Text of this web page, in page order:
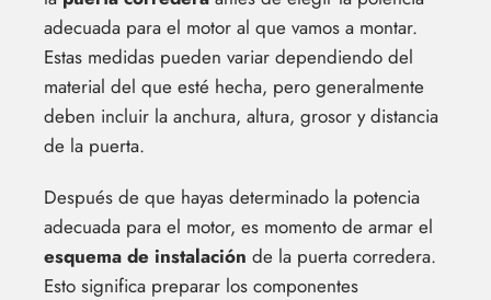
adecuada para el motor al que vamos a montar.
Estas medidas pueden variar dependiendo del
material del que esté hecha, pero generalmente
deben incluir la anchura, altura, grosor y distancia
de la puerta.
Después de que hayas determinado la potencia
adecuada para el motor, es momento de armar el
esquema de instalación de la puerta corredera.
Esto significa preparar los componentes